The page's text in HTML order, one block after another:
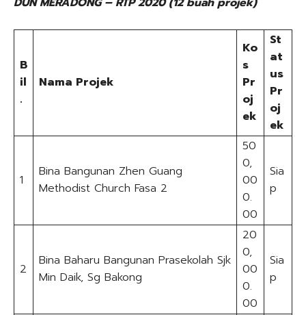
B
il
.
Nama Projek
Ko
s
Pr
oj
ek
St
at
us
Pr
oj
ek
1
Bina Bangunan Zhen Guang
Methodist Church Fasa 2
50
0,
00
0.
00
Sia
p
2
Bina Baharu Bangunan Prasekolah Sjk
Min Daik, Sg Bakong
20
0,
00
0.
00
Sia
p